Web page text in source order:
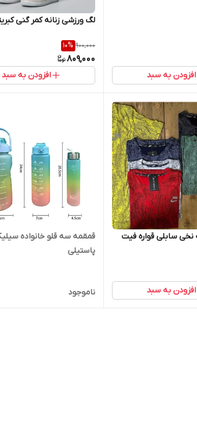
افزودن به سبد
لگ ورزشی زنانه کمر گنی
900,000
10%
809,000
افزودن به سبد
نخی سابلی قواره فیت
افزودن به سبد
قمقمه سه قلو خانواده
پاستیلی
ناموجود